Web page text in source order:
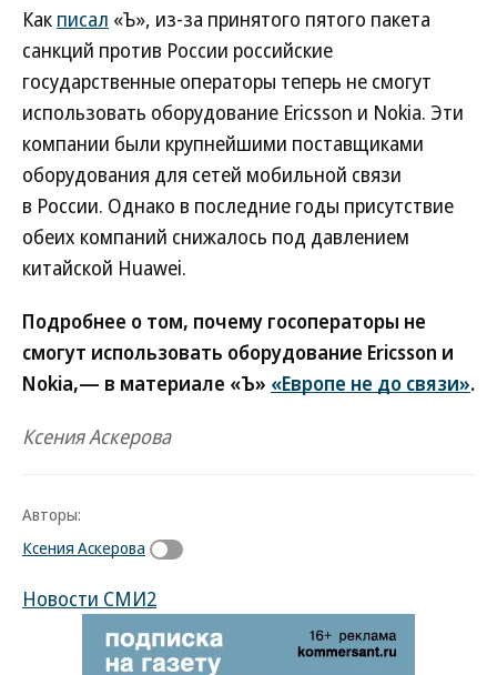
Как писал «Ъ», из-за принятого пятого пакета
санкций против России российские
государственные операторы теперь не смогут
использовать оборудование Ericsson и Nokia. Эти
компании были крупнейшими поставщиками
оборудования для сетей мобильной связи
в России. Однако в последние годы присутствие
обеих компаний снижалось под давлением
китайской Huawei.
Подробнее о том, почему госоператоры не
смогут использовать оборудование Ericsson и
Nokia,— в материале «Ъ» «Европе не до связи».
Ксения Аскерова
Авторы:
Ксения Аскерова
Новости СМИ2